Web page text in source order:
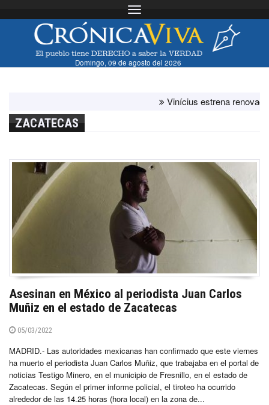
Toggle navigation
Domingo, 09 de agosto del 2026
Vinícius estrena renovación
ZACATECAS
Asesinan en México al periodista Juan Carlos
Muñiz en el estado de Zacatecas
05/03/2022
MADRID.- Las autoridades mexicanas han confirmado que este viernes
ha muerto el periodista Juan Carlos Muñiz, que trabajaba en el portal de
noticias Testigo Minero, en el municipio de Fresnillo, en el estado de
Zacatecas. Según el primer informe policial, el tiroteo ha ocurrido
alrededor de las 14.25 horas (hora local) en la zona de...